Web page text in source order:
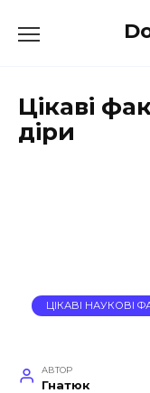
до
Цікаві
діри
ЦІКАВІ НАУКОВІ
АВТОР
Гнатюк